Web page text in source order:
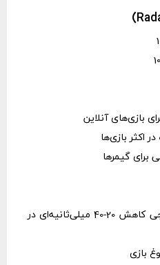
بازی‌های آنلاین
اکثر بازی‌ها
برای گیمرها
بسیاری از بازیکنان پابجی کاهش 20-40 میلی‌ثانیه‌ای در
بازی